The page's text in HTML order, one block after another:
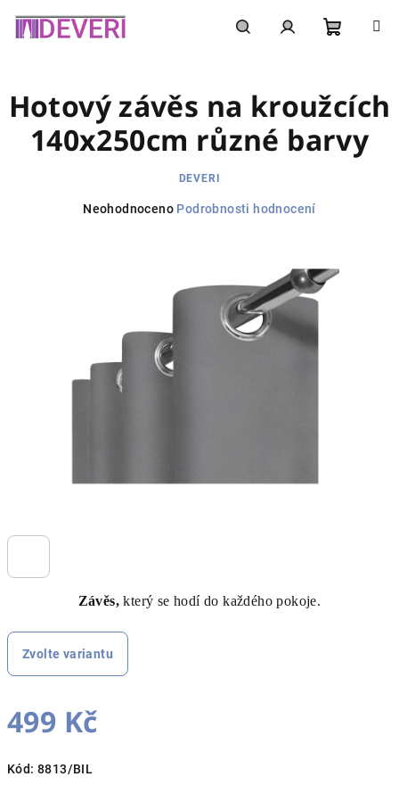
košík
Závěs, který se hodí do každého pokoje.
Zvolte variantu
499 Kč
cena:
Kód: 8813/BIL
Hotový závěs na kroužcích
140x250cm různé barvy
DEVERI
Průměrné
hvězdiček.
Neohodnoceno Podrobnosti hodnocení